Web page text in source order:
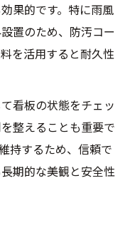
果的です。特に雨風
置のため、防汚コー
を活用すると耐久性
看板の状態をチェッ
整えることも重要で
持するため、信頼で
期的な美観と安全性